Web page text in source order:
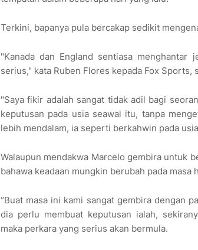
Terkini, bapanya pula bercakap sedikit
"Kanada dan England sentiasa menghantar
serius," kata Ruben Flores kepada Fox Sports,
"Saya fikir adalah sangat tidak adil bagi
keputusan pada usia seawal itu, tanpa
lebih mendalam, ia seperti berkahwin pada
Walaupun mendakwa Marcelo gembira untuk
bahawa keadaan mungkin berubah pada masa
“Buat masa ini kami sangat gembira dengan
dia perlu membuat keputusan ialah,
maka perkara yang serius akan bermula.